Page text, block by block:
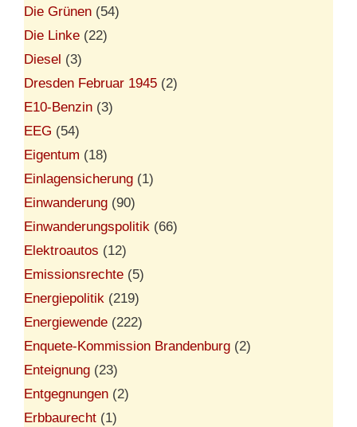
Die Grünen (54)
Die Linke (22)
Diesel (3)
Dresden Februar 1945 (2)
E10-Benzin (3)
EEG (54)
Eigentum (18)
Einlagensicherung (1)
Einwanderung (90)
Einwanderungspolitik (66)
Elektroautos (12)
Emissionsrechte (5)
Energiepolitik (219)
Energiewende (222)
Enquete-Kommission Brandenburg (2)
Enteignung (23)
Entgegnungen (2)
Erbbaurecht (1)